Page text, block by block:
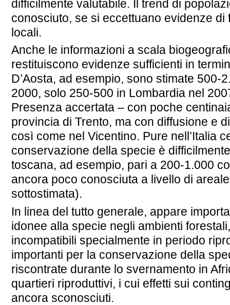
difficilmente valutabile. Il trend di
conosciuto, se si eccettuano evidenze di
locali.
Anche le informazioni a scala
restituiscono evidenze sufficienti in
D’Aosta, ad esempio, sono stimate 500-
2000, solo 250-500 in Lombardia nel
Presenza accertata – con poche
provincia di Trento, ma con diffusione e
così come nel Vicentino. Pure nell’Italia
conservazione della specie è
toscana, ad esempio, pari a 200-1.000
ancora poco conosciuta a livello di
sottostimata).
In linea del tutto generale, appare
idonee alla specie negli ambienti
incompatibili specialmente in periodo
importanti per la conservazione della
riscontrate durante lo svernamento in
quartieri riproduttivi, i cui effetti sui
ancora sconosciuti.